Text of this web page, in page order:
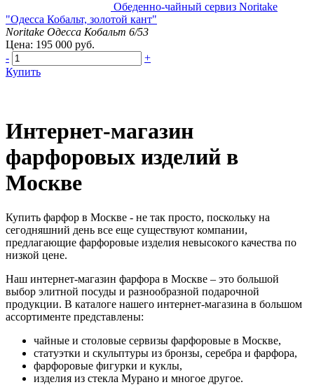
Обеденно-чайный сервиз Noritake
"Одесса Кобальт, золотой кант"
Noritake Одесса Кобальт 6/53
Цена: 195 000 руб.
-
+
Купить
Интернет-магазин
фарфоровых изделий в
Москве
Купить фарфор в Москве - не так просто, поскольку на
сегодняшний день все еще существуют компании,
предлагающие фарфоровые изделия невысокого качества по
низкой цене.
Наш интернет-магазин фарфора в Москве – это большой
выбор элитной посуды и разнообразной подарочной
продукции. В каталоге нашего интернет-магазина в большом
ассортименте представлены:
чайные и столовые сервизы фарфоровые в Москве,
статуэтки и скульптуры из бронзы, серебра и фарфора,
фарфоровые фигурки и куклы,
изделия из стекла Мурано и многое другое.